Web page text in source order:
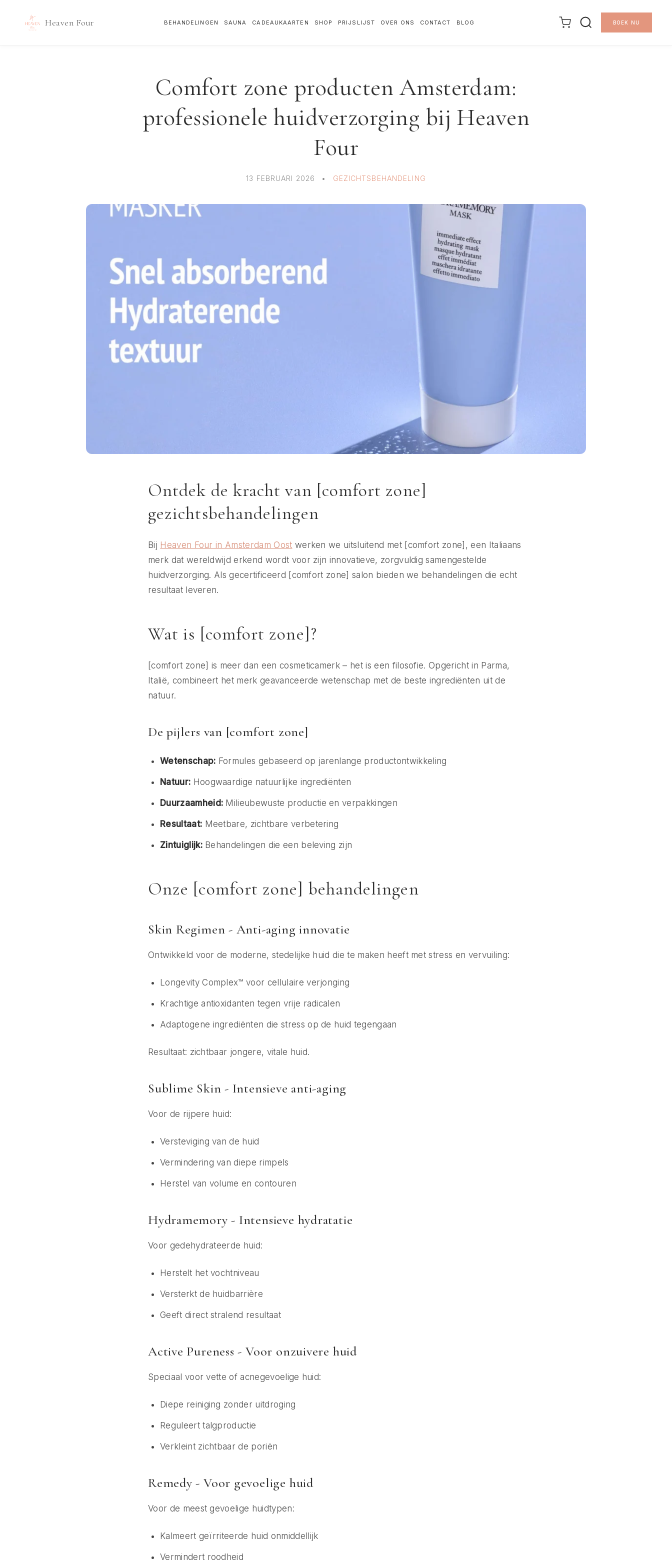
Heaven Four BEHANDELINGEN SAUNA CADEAUKAARTEN SHOP PRIJSLIJST OVER ONS CONTACT BLOG BOEK NU
Comfort zone producten Amsterdam:
professionele huidverzorging bij Heaven
Four
13 FEBRUARI 2026 GEZICHTSBEHANDELING
Ontdek de kracht van [comfort zone]
gezichtsbehandelingen
Bij Heaven Four in Amsterdam Oost werken we uitsluitend met [comfort zone], een Italiaans
merk dat wereldwijd erkend wordt voor zijn innovatieve, zorgvuldig samengestelde
huidverzorging. Als gecertificeerd [comfort zone] salon bieden we behandelingen die echt
resultaat leveren.
Wat is [comfort zone]?
[comfort zone] is meer dan een cosmeticamerk – het is een filosofie. Opgericht in Parma,
Italië, combineert het merk geavanceerde wetenschap met de beste ingrediënten uit de
natuur.
De pijlers van [comfort zone]
Wetenschap: Formules gebaseerd op jarenlange productontwikkeling
Natuur: Hoogwaardige natuurlijke ingrediënten
Duurzaamheid: Milieubewuste productie en verpakkingen
Resultaat: Meetbare, zichtbare verbetering
Zintuiglijk:Behandelingen die een beleving zijn
Onze [comfort zone] behandelingen
Skin Regimen - Anti-aging innovatie
Ontwikkeld voor de moderne, stedelijke huid die te maken heeft met stress en vervuiling:
Longevity Complex™ voor cellulaire verjonging
Krachtige antioxidanten tegen vrije radicalen
Adaptogene ingrediënten die stress op de huid tegengaan
Resultaat: zichtbaar jongere, vitale huid.
Sublime Skin - Intensieve anti-aging
Voor de rijpere huid:
Versteviging van de huid
Vermindering van diepe rimpels
Herstel van volume en contouren
Hydramemory - Intensieve hydratatie
Voor gedehydrateerde huid:
Herstelt het vochtniveau
Versterkt de huidbarrière
Geeft direct stralend resultaat
Active Pureness - Voor onzuivere huid
Speciaal voor vette of acnegevoelige huid:
Diepe reiniging zonder uitdroging
Reguleert talgproductie
Verkleint zichtbaar de poriën
Remedy - Voor gevoelige huid
Voor de meest gevoelige huidtypen:
Kalmeert geïrriteerde huid onmiddellijk
Vermindert roodheid